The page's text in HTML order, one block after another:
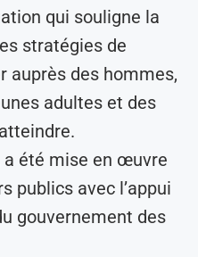
qui souligne la
stratégies de
auprès des hommes,
adultes et des
a été mise en œuvre
publics avec l’appui
gouvernement des